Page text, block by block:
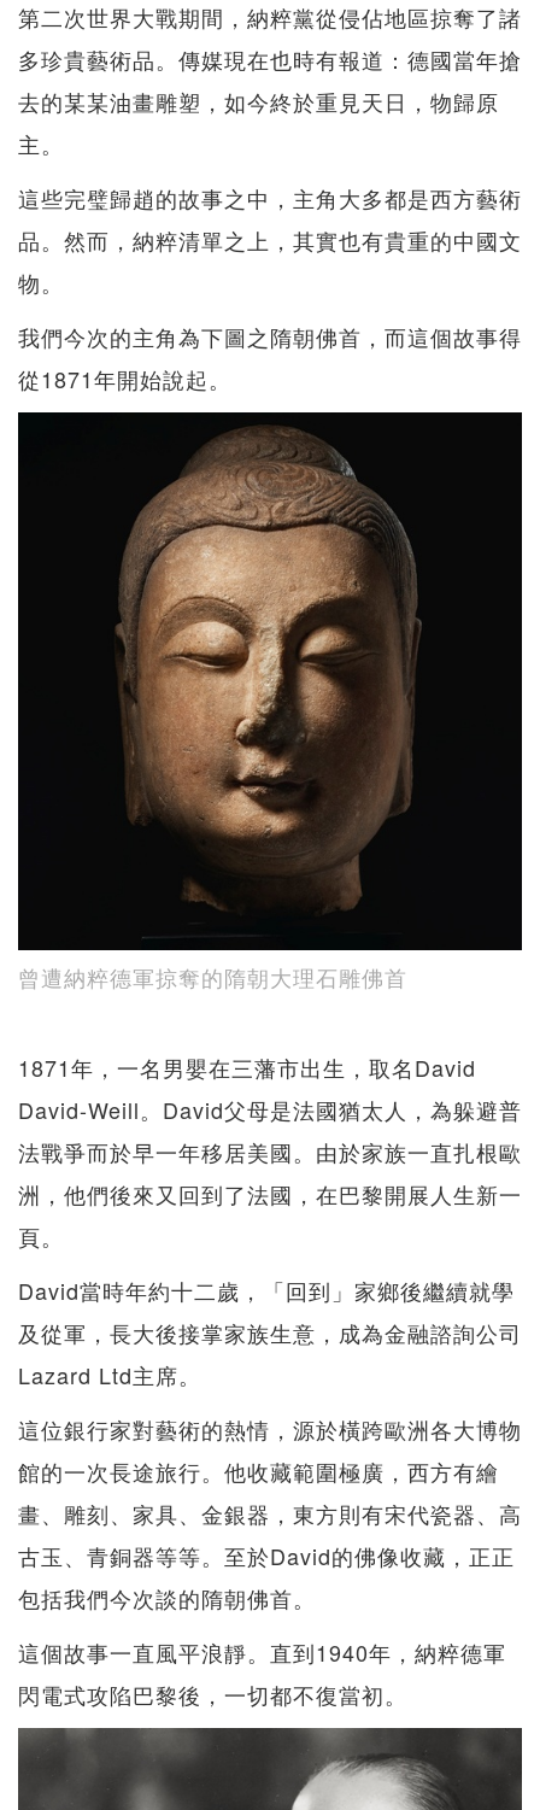
第二次世界大戰期間，納粹黨從侵佔地區掠奪了諸
多珍貴藝術品。傳媒現在也時有報道：德國當年搶
去的某某油畫雕塑，如今終於重見天日，物歸原
主。
這些完璧歸趙的故事之中，主角大多都是西方藝術
品。然而，納粹清單之上，其實也有貴重的中國文
物。
我們今次的主角為下圖之隋朝佛首，而這個故事得
從1871年開始說起。
曾遭納粹德軍掠奪的隋朝大理石雕佛首
1871年，一名男嬰在三藩市出生，取名David
David-Weill。David父母是法國猶太人，為躲避普
法戰爭而於早一年移居美國。由於家族一直扎根歐
洲，他們後來又回到了法國，在巴黎開展人生新一
頁。
David當時年約十二歲，「回到」家鄉後繼續就學
及從軍，長大後接掌家族生意，成為金融諮詢公司
Lazard Ltd主席。
這位銀行家對藝術的熱情，源於橫跨歐洲各大博物
館的一次長途旅行。他收藏範圍極廣，西方有繪
畫、雕刻、家具、金銀器，東方則有宋代瓷器、高
古玉、青銅器等等。至於David的佛像收藏，正正
包括我們今次談的隋朝佛首。
這個故事一直風平浪靜。直到1940年，納粹德軍
閃電式攻陷巴黎後，一切都不復當初。